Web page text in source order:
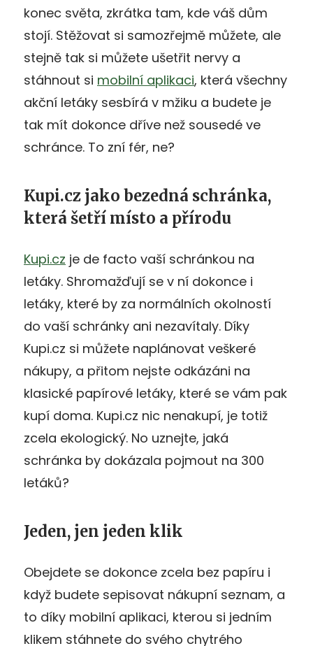
konec světa, zkrátka tam, kde váš dům
stojí. Stěžovat si samozřejmě můžete, ale
stejně tak si můžete ušetřit nervy a
stáhnout si mobilní aplikaci, která všechny
akční letáky sesbírá v mžiku a budete je
tak mít dokonce dříve než sousedé ve
schránce. To zní fér, ne?
Kupi.cz jako bezedná schránka,
která šetří místo a přírodu
Kupi.cz je de facto vaší schránkou na
letáky. Shromažďují se v ní dokonce i
letáky, které by za normálních okolností
do vaší schránky ani nezavítaly. Díky
Kupi.cz si můžete naplánovat veškeré
nákupy, a přitom nejste odkázáni na
klasické papírové letáky, které se vám pak
kupí doma. Kupi.cz nic nenakupí, je totiž
zcela ekologický. No uznejte, jaká
schránka by dokázala pojmout na 300
letáků?
Jeden, jen jeden klik
Obejdete se dokonce zcela bez papíru i
když budete sepisovat nákupní seznam, a
to díky mobilní aplikaci, kterou si jedním
klikem stáhnete do svého chytrého